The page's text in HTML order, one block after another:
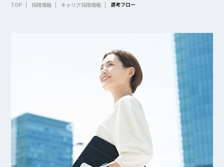
BEYOND DISPLAY
Japanese English
TOP 採用情報 キャリア採用情報 選考フロー